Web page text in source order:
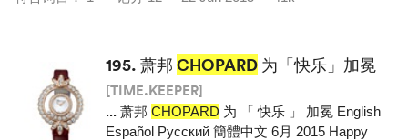
195. 萧邦 CHOPARD 为「快乐」加冕
[TIME.KEEPER]
... 萧邦 CHOPARD 为 「 快乐 」 加冕 English
Español Pусский 簡體中文 6月 2015 Happy